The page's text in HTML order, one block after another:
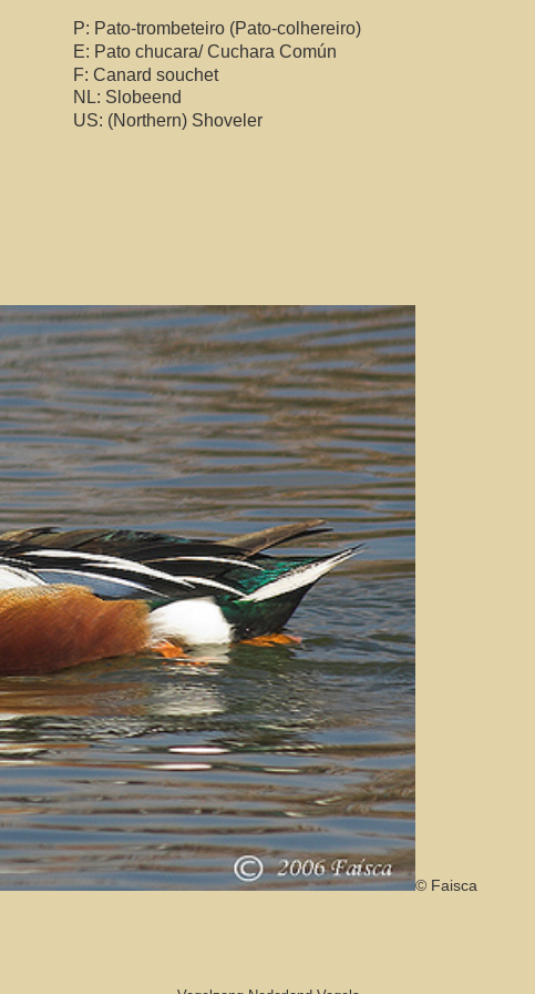
P: Pato-trombeteiro (Pato-colhereiro)
E: Pato chucara/ Cuchara Común
F: Canard souchet
NL: Slobeend
US: (Northern) Shoveler
© Faisca